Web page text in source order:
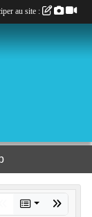
au site :